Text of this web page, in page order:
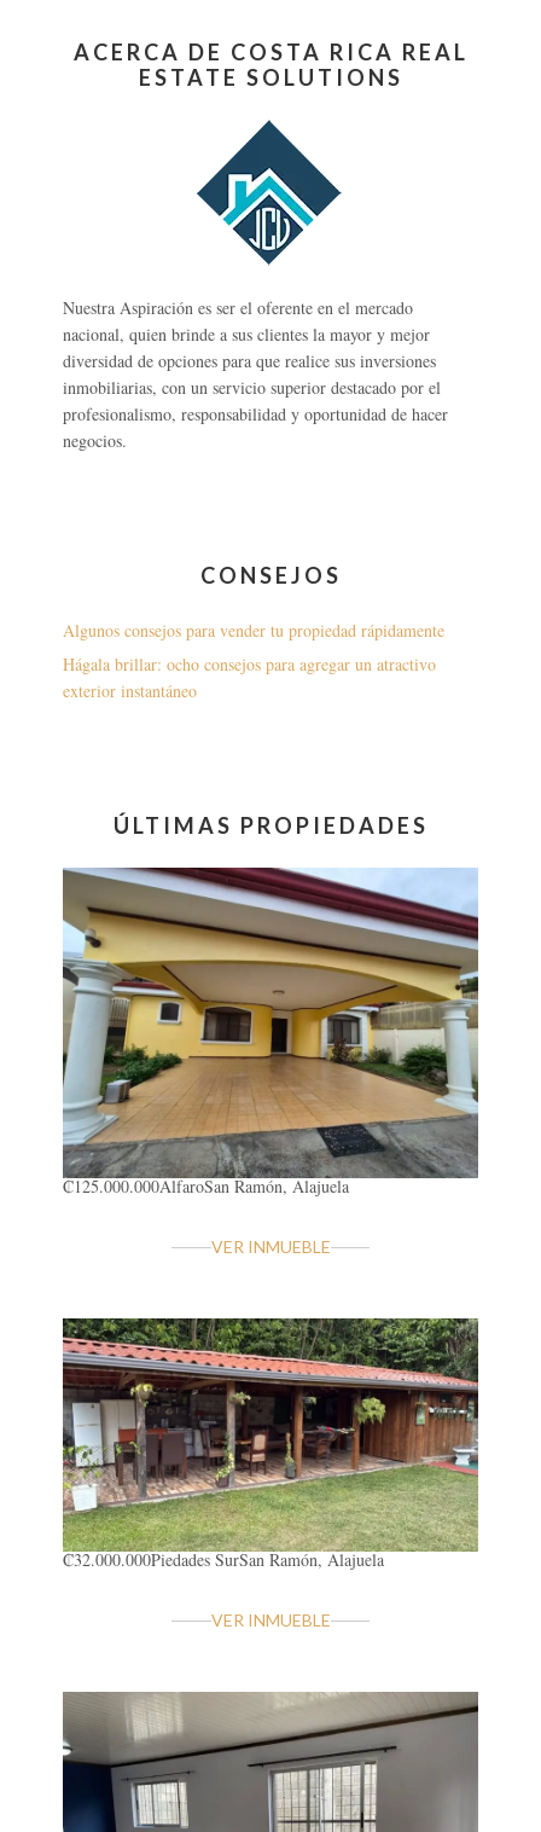
ACERCA DE COSTA RICA REAL
ESTATE SOLUTIONS
Nuestra Aspiración es ser el oferente en el mercado
nacional, quien brinde a sus clientes la mayor y mejor
diversidad de opciones para que realice sus inversiones
inmobiliarias, con un servicio superior destacado por el
profesionalismo, responsabilidad y oportunidad de hacer
negocios.
CONSEJOS
Algunos consejos para vender tu propiedad rápidamente
Hágala brillar: ocho consejos para agregar un atractivo
exterior instantáneo
ÚLTIMAS PROPIEDADES
₡125.000.000AlfaroSan Ramón, Alajuela
VER INMUEBLE
₡32.000.000Piedades SurSan Ramón, Alajuela
VER INMUEBLE